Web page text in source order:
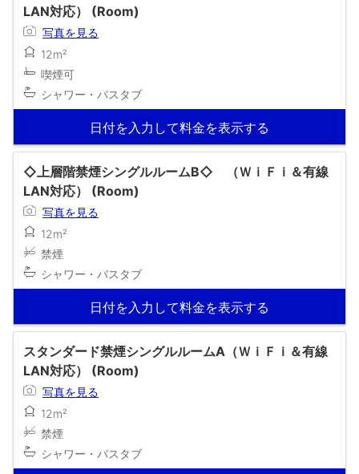
LAN対応） (Room)
写真を見る
12m²
喫煙可
シャワー・バスタブ
日付を入力して料金を表示する
◇上層階禁煙シングルルームB◇ （ＷｉＦｉ＆有線
LAN対応） (Room)
写真を見る
12m²
禁煙
シャワー・バスタブ
日付を入力して料金を表示する
スタンダード禁煙シングルルームA（ＷｉＦｉ＆有線
LAN対応） (Room)
写真を見る
12m²
禁煙
シャワー・バスタブ